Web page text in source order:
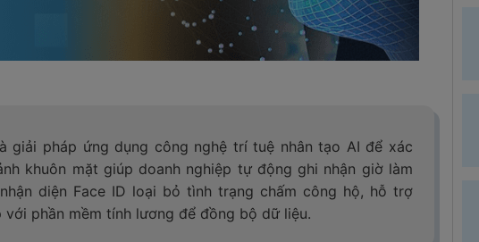
giải pháp ứng dụng công nghệ trí tuệ nhân tạo AI để xác
khuôn mặt giúp doanh nghiệp tự động ghi nhận giờ làm
diện Face ID loại bỏ tình trạng chấm công hộ, hỗ trợ
phần mềm tính lương để đồng bộ dữ liệu.